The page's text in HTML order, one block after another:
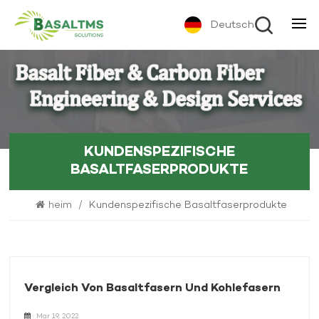
Deutsch
KUNDENSPEZIFISCHE
BASALTFASERPRODUKTE
heim / Kundenspezifische Basaltfaserprodukte
Vergleich Von Basaltfasern Und Kohlefasern
Mar 19, 2022